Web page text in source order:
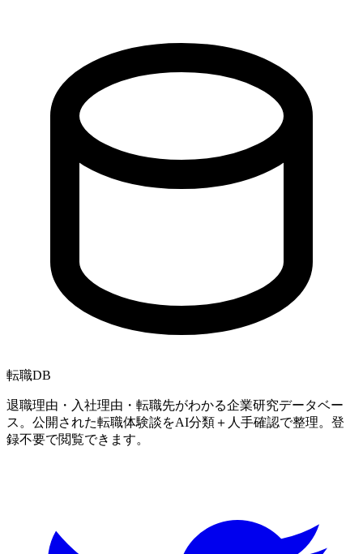
転職DB
退職理由・入社理由・転職先がわかる企業研究データベー
ス。公開された転職体験談をAI分類＋人手確認で整理。登
録不要で閲覧できます。